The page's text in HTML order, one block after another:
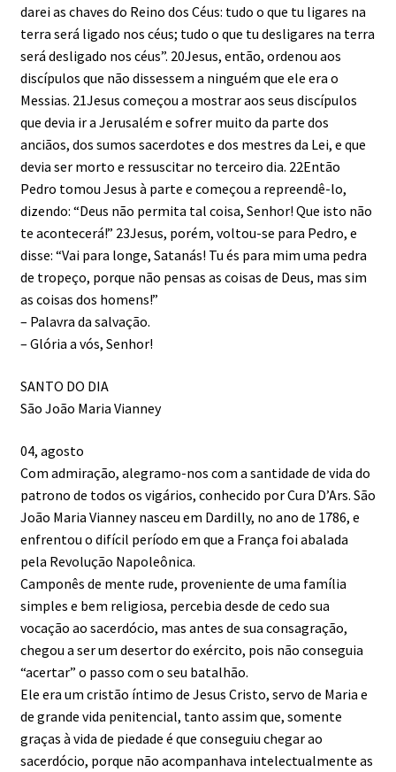
darei as chaves do Reino dos Céus: tudo o que tu ligares na
terra será ligado nos céus; tudo o que tu desligares na terra
será desligado nos céus”. 20Jesus, então, ordenou aos
discípulos que não dissessem a ninguém que ele era o
Messias. 21Jesus começou a mostrar aos seus discípulos
que devia ir a Jerusalém e sofrer muito da parte dos
anciãos, dos sumos sacerdotes e dos mestres da Lei, e que
devia ser morto e ressuscitar no terceiro dia. 22Então
Pedro tomou Jesus à parte e começou a repreendê-lo,
dizendo: “Deus não permita tal coisa, Senhor! Que isto não
te acontecerá!” 23Jesus, porém, voltou-se para Pedro, e
disse: “Vai para longe, Satanás! Tu és para mim uma pedra
de tropeço, porque não pensas as coisas de Deus, mas sim
as coisas dos homens!”
– Palavra da salvação.
– Glória a vós, Senhor!
SANTO DO DIA
São João Maria Vianney
04, agosto
Com admiração, alegramo-nos com a santidade de vida do
patrono de todos os vigários, conhecido por Cura D’Ars. São
João Maria Vianney nasceu em Dardilly, no ano de 1786, e
enfrentou o difícil período em que a França foi abalada
pela Revolução Napoleônica.
Camponês de mente rude, proveniente de uma família
simples e bem religiosa, percebia desde de cedo sua
vocação ao sacerdócio, mas antes de sua consagração,
chegou a ser um desertor do exército, pois não conseguia
“acertar” o passo com o seu batalhão.
Ele era um cristão íntimo de Jesus Cristo, servo de Maria e
de grande vida penitencial, tanto assim que, somente
graças à vida de piedade é que conseguiu chegar ao
sacerdócio, porque não acompanhava intelectualmente as